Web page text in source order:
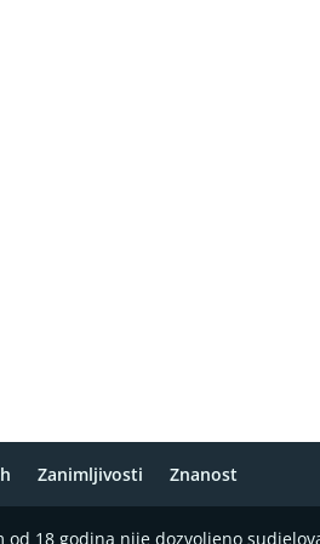
Zanimljivosti Znanost
18 godina nije dozvoljeno